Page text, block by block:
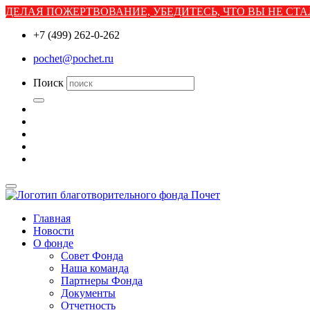
ДЕЛАЯ ПОЖЕРТВОВАНИЕ, УБЕДИТЕСЬ, ЧТО ВЫ НЕ
+7 (499) 262-0-262
pochet@pochet.ru
Поиск
Главная
Новости
О фонде
Совет Фонда
Наша команда
Партнеры Фонда
Документы
Отчетность